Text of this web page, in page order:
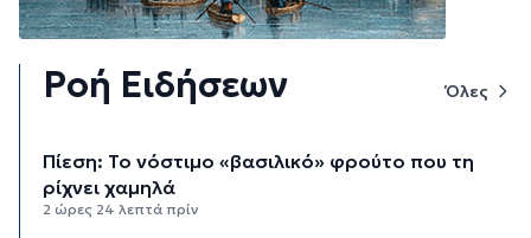
Ροή Ειδήσεων Όλες
Πίεση: Το νόστιμο «βασιλικό» φρούτο που τη
ρίχνει χαμηλά
2 ώρες 24 λεπτά πρίν